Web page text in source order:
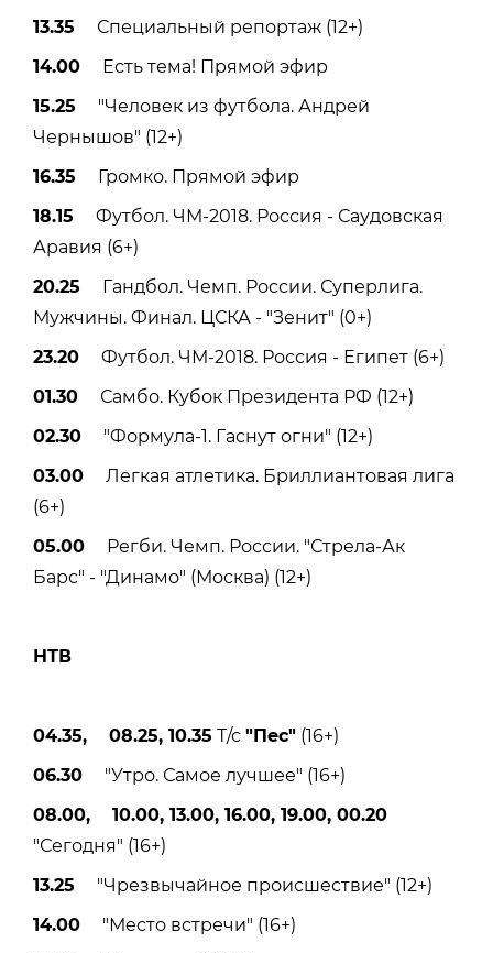
13.35 Специальный репортаж (12+)
14.00 Есть тема! Прямой эфир
15.25 "Человек из футбола. Андрей
Чернышов" (12+)
16.35 Громко. Прямой эфир
18.15 Футбол. ЧМ-2018. Россия - Саудовская
Аравия (6+)
20.25 Гандбол. Чемп. России. Суперлига.
Мужчины. Финал. ЦСКА - "Зенит" (0+)
23.20 Футбол. ЧМ-2018. Россия - Египет (6+)
01.30 Самбо. Кубок Президента РФ (12+)
02.30 "Формула-1. Гаснут огни" (12+)
03.00 Легкая атлетика. Бриллиантовая лига
(6+)
05.00 Регби. Чемп. России. "Стрела-Ак
Барс" - "Динамо" (Москва) (12+)
НТВ
04.35, 08.25, 10.35 Т/с "Пес" (16+)
06.30 "Утро. Самое лучшее" (16+)
08.00, 10.00, 13.00, 16.00, 19.00, 00.20
"Сегодня" (16+)
13.25 "Чрезвычайное происшествие" (12+)
14.00 "Место встречи" (16+)